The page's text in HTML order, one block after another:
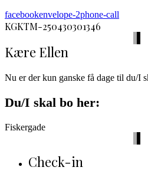
facebookenvelope-2phone-call
KGKTM-250430301346
Kære Ellen
Nu er der kun ganske få dage til du/I
Du/I skal bo her:
Fiskergade
Check-in